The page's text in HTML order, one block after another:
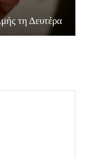
τη Δευτέρα